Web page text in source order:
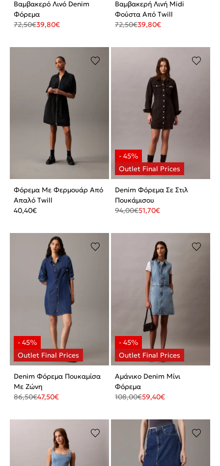
Βαμβακερό Λινό Denim
Φόρεμα
72,50€39,80€
Βαμβακερή Λινή Midi
Φούστα Από Twill
72,50€39,80€
Φόρεμα Με Φερμουάρ Από
Απαλό Twill
40,40€
Denim Φόρεμα Σε Στιλ
Πουκάμισου
94,00€51,70€
Denim Φόρεμα Πουκαμίσα
Με Ζώνη
86,50€47,50€
Αμάνικο Denim Μίνι
Φόρεμα
108,00€59,40€